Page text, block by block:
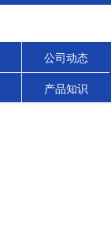
公司动态
产品知识